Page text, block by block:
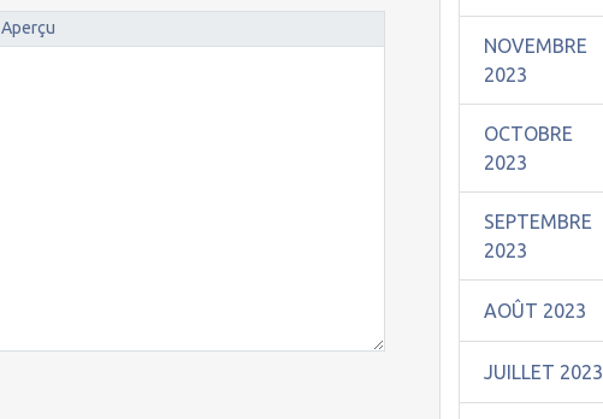
Aperçu
NOVEMBRE
2023
OCTOBRE
2023
SEPTEMBRE
2023
AOÛT 2023
JUILLET 2023